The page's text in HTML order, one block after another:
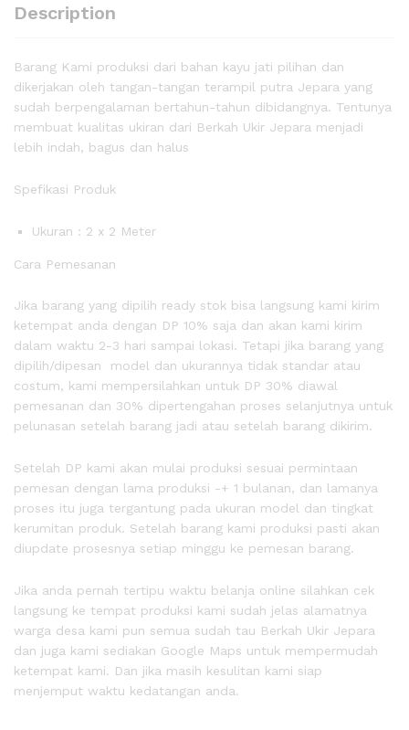
Description
Barang Kami produksi dari bahan kayu jati pilihan dan
dikerjakan oleh tangan-tangan terampil putra Jepara yang
sudah berpengalaman bertahun-tahun dibidangnya. Tentunya
membuat kualitas ukiran dari Berkah Ukir Jepara menjadi
lebih indah, bagus dan halus
Spefikasi Produk
Ukuran : 2 x 2 Meter
Cara Pemesanan
Jika barang yang dipilih ready stok bisa langsung kami kirim
ketempat anda dengan DP 10% saja dan akan kami kirim
dalam waktu 2-3 hari sampai lokasi. Tetapi jika barang yang
dipilih/dipesan model dan ukurannya tidak standar atau
costum, kami mempersilahkan untuk DP 30% diawal
pemesanan dan 30% dipertengahan proses selanjutnya untuk
pelunasan setelah barang jadi atau setelah barang dikirim.
Setelah DP kami akan mulai produksi sesuai permintaan
pemesan dengan lama produksi -+ 1 bulanan, dan lamanya
proses itu juga tergantung pada ukuran model dan tingkat
kerumitan produk. Setelah barang kami produksi pasti akan
diupdate prosesnya setiap minggu ke pemesan barang.
Jika anda pernah tertipu waktu belanja online silahkan cek
langsung ke tempat produksi kami sudah jelas alamatnya
warga desa kami pun semua sudah tau Berkah Ukir Jepara
dan juga kami sediakan Google Maps untuk mempermudah
ketempat kami. Dan jika masih kesulitan kami siap
menjemput waktu kedatangan anda.